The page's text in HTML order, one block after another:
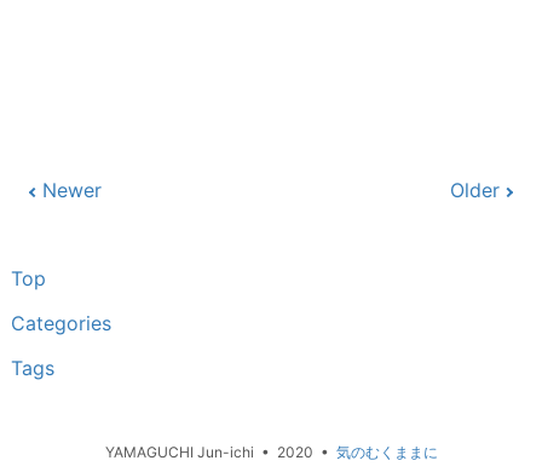
Newer Older
Top
Categories
Tags
YAMAGUCHI Jun-ichi • 2020 • 気のむくままに